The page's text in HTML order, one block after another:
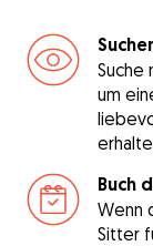
Suche
um
Buch
Wenn
Sitter